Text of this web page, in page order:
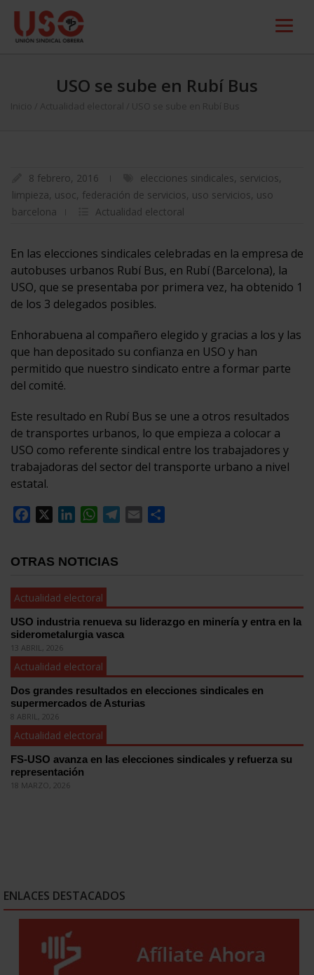
USO se sube en Rubí Bus
Inicio Actualidad electoral USO se sube en Rubí Bus
8 febrero, 2016 elecciones sindicales, servicios,
limpieza, usoc, federación de servicios, uso servicios, uso
barcelona
Actualidad electoral
En las elecciones sindicales celebradas en la empresa de
autobuses urbanos Rubí Bus, en Rubí (Barcelona), la
USO, que se presentaba por primera vez, ha obtenido 1
de los 3 delegados posibles.
Enhorabuena al compañero elegido y gracias a los y las
que han depositado su confianza en USO y han
permitido que nuestro sindicato entre a formar parte
del comité.
Este resultado en Rubí Bus se une a otros resultados
de transportes urbanos, lo que empieza a colocar a
USO como referente sindical entre los trabajadores y
trabajadoras del sector del transporte urbano a nivel
estatal.
Facebook
LinkedInWhatsApp
Telegram
Email
OTRAS NOTICIAS
Actualidad electoral
USO industria renueva su liderazgo en minería y entra en la
siderometalurgia vasca
13 ABRIL, 2026
Actualidad electoral
Dos grandes resultados en elecciones sindicales en
supermercados de Asturias
8 ABRIL, 2026
Actualidad electoral
FS-USO avanza en las elecciones sindicales y refuerza su
representación
18 MARZO, 2026
ENLACES DESTACADOS